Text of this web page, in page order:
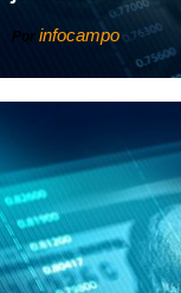
Por infocampo